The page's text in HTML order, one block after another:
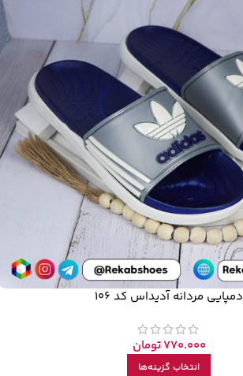
دمپایی مردانه آدیداس کد 106
770.000تومان
انتخاب گزینه‌ها